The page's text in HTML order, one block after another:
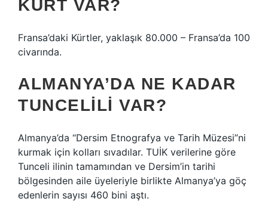
KÜRT VAR?
Fransa’daki Kürtler, yaklaşık 80.000 – Fransa’da 100
civarında.
ALMANYA’DA NE KADAR
TUNCELILI VAR?
Almanya’da “Dersim Etnografya ve Tarih Müzesi”ni
kurmak için kolları sıvadılar. TUİK verilerine göre
Tunceli ilinin tamamından ve Dersim’in tarihi
bölgesinden aile üyeleriyle birlikte Almanya’ya göç
edenlerin sayısı 460 bini aştı.